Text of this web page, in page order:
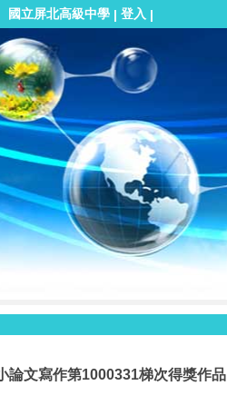
國立屏北高級中學 | 登入 |
論文寫作第1000331梯次得獎作品